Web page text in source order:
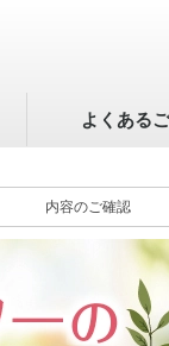
よくある
内容のご確認